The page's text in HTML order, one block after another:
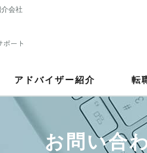
会社
アドバイザー紹介 転
お問い合